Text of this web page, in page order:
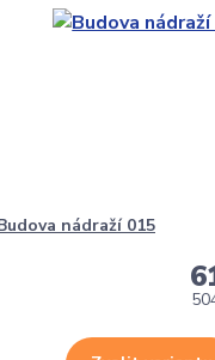
nádraží 015